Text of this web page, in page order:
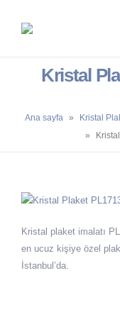
Kristal
Ana sayfa » Kristal
»
Kristal plaket imalatı
en ucuz kişiye özel
İstanbul’da.